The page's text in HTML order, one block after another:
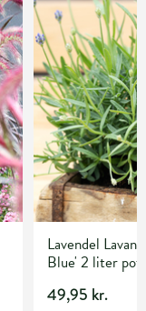
Lavendel
Blue' 2 liter
49,95 kr.